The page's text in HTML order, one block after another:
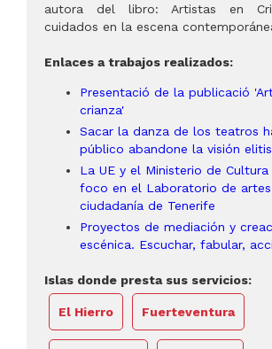
autora del libro: Artistas en
cuidados en la escena
Enlaces a trabajos realizados:
Presentació de la publicació
crianza'
Sacar la danza de los teatros
público abandone la visión
La UE y el Ministerio de Cultura
foco en el Laboratorio de artes
ciudadanía de Tenerife
Proyectos de mediación y
escénica. Escuchar, fabular,
Islas donde presta sus servicios:
El Hierro Fuerteventura